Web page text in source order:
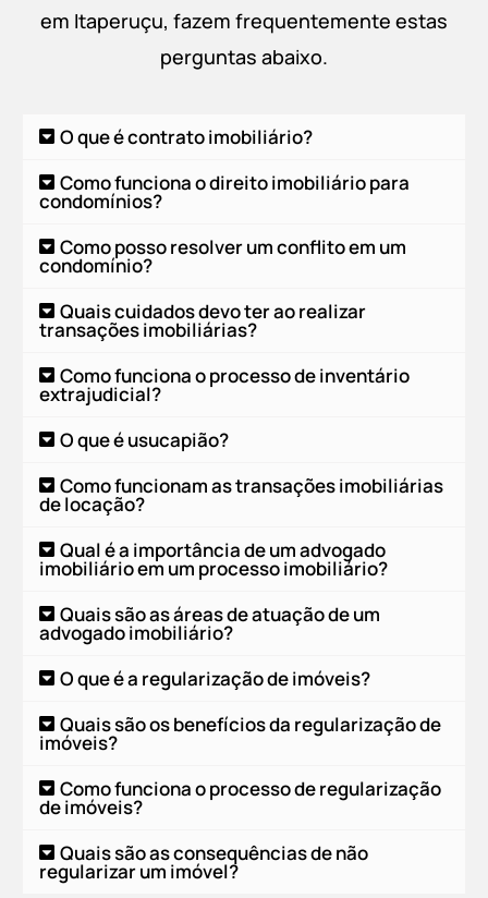
em Itaperuçu, fazem frequentemente estas
perguntas abaixo.
O que é contrato imobiliário?
Como funciona o direito imobiliário para
condomínios?
Como posso resolver um conflito em um
condomínio?
Quais cuidados devo ter ao realizar
transações imobiliárias?
Como funciona o processo de inventário
extrajudicial?
O que é usucapião?
Como funcionam as transações imobiliárias
de locação?
Qual é a importância de um advogado
imobiliário em um processo imobiliário?
Quais são as áreas de atuação de um
advogado imobiliário?
O que é a regularização de imóveis?
Quais são os benefícios da regularização de
imóveis?
Como funciona o processo de regularização
de imóveis?
Quais são as consequências de não
regularizar um imóvel?